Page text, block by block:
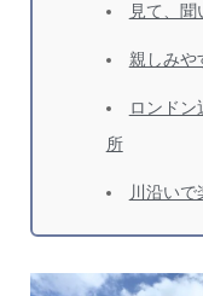
見て、
親しみや
ロンドン
所
川沿いで